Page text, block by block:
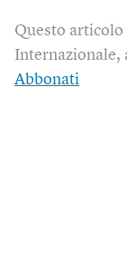
Questo articolo
Internazionale,
Abbonati